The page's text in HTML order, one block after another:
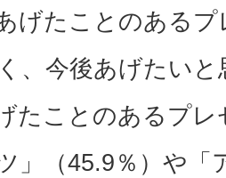
げたことのある
、今後あげたい
たことのあるプ
」（45.9％）や